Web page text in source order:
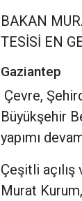
BAKAN
TESİSİ EN
Gaziantep
Çevre,
Büyükşehir
yapımı
Çeşitli
Murat